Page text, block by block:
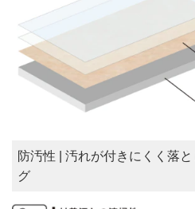
防汚性 | 汚れが付きにくく落
グ